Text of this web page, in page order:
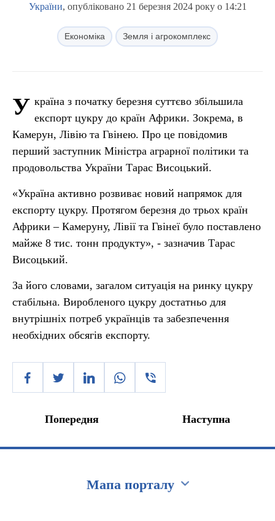
України, опубліковано 21 березня 2024 року о 14:21
Економіка Земля і агрокомплекс
У країна з початку березня суттєво збільшила
експорт цукру до країн Африки. Зокрема, в
Камерун, Лівію та Гвінею. Про це повідомив
перший заступник Міністра аграрної політики та
продовольства України Тарас Висоцький.
«Україна активно розвиває новий напрямок для
експорту цукру. Протягом березня до трьох країн
Африки – Камеруну, Лівії та Гвінеї було поставлено
майже 8 тис. тонн продукту», - зазначив Тарас
Висоцький.
За його словами, загалом ситуація на ринку цукру
стабільна. Виробленого цукру достатньо для
внутрішніх потреб українців та забезпечення
необхідних обсягів експорту.
Попередня Наступна
Мапа порталу